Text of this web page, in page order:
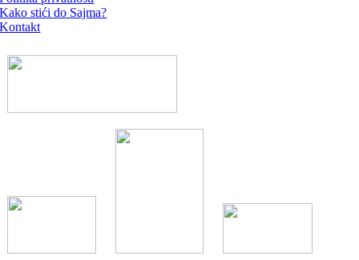
Kako stići do Sajma?
Kontakt